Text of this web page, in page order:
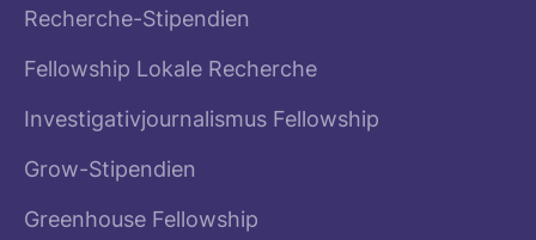
Recherche-Stipendien
Fellowship Lokale Recherche
Investigativjournalismus Fellowship
Grow-Stipendien
Greenhouse Fellowship